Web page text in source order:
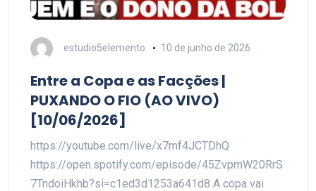
estudio5elemento 10 de junho de 2026
Entre a Copa e as Facções |
PUXANDO O FIO (AO VIVO)
[10/06/2026]
https://youtube.com/live/x7mf4JCTDhQ
https://open.spotify.com/episode/45ZvpmW20RrS
7TndoiHkhb?si=c1ed3d1253a641d8 A copa vai